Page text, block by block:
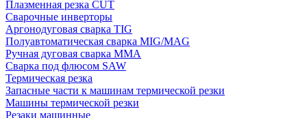
Плазменная резка CUT
Сварочные инверторы
Аргонодуговая сварка TIG
Полуавтоматическая сварка MIG/MAG
Ручная дуговая сварка MMA
Сварка под флюсом SAW
Термическая резка
Запасные части к машинам термической резки
Машины термической резки
Резаки машинные